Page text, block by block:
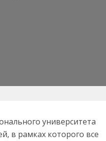
университета
в рамках которого все